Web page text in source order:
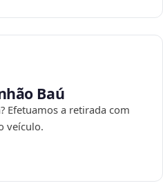
Baú
Efetuamos a retirada com
veículo.